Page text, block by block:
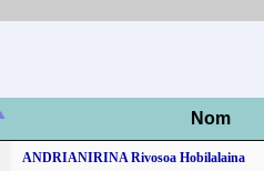
Nom
ANDRIANIRINA Rivosoa Hobilalaina